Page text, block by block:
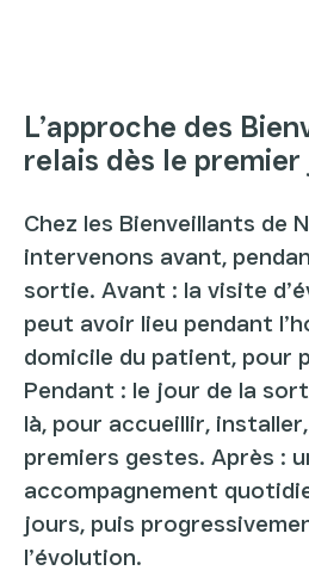
L’approche des
relais dès le premier
Chez les Bienveillants de
intervenons avant,
sortie. Avant : la visite
peut avoir lieu pendant
domicile du patient, pour
Pendant : le jour de la
là, pour accueillir,
premiers gestes. Après :
accompagnement
jours, puis
l’évolution.